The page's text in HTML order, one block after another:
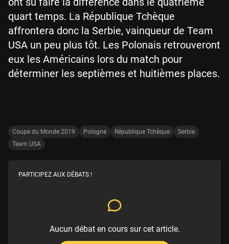
quart temps. La République Tchèque
affrontera donc la Serbie, vainqueur de Team
USA un peu plus tôt. Les Polonais retrouveront
eux les Américains lors du match pour
déterminer les septièmes et huitièmes places.
Coupe du Monde 2019 Pologne République Tchèque
Serbie
Team USA
PARTICIPEZ AUX DÉBATS !
Aucun débat en cours sur cet article.